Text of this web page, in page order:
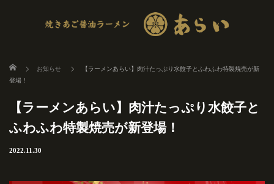
ホーム お知らせ
【ラーメンあらい】肉汁たっぷり水餃子とふわふわ特製焼売が新
登場！
【ラーメンあらい】肉汁たっぷり水餃子と
ふわふわ特製焼売が新登場！
2022.11.30